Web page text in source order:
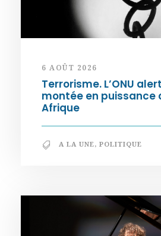
6 AOÛT 2026
Terrorisme. L’ONU
montée en puissance
Afrique
A LA UNE, POLITIQUE